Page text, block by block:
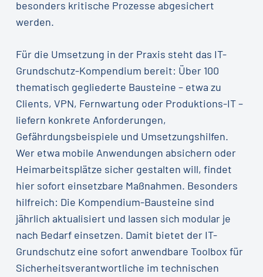
besonders kritische Prozesse abgesichert
werden.
Für die Umsetzung in der Praxis steht das IT-
Grundschutz-Kompendium bereit: Über 100
thematisch gegliederte Bausteine – etwa zu
Clients, VPN, Fernwartung oder Produktions-IT –
liefern konkrete Anforderungen,
Gefährdungsbeispiele und Umsetzungshilfen.
Wer etwa mobile Anwendungen absichern oder
Heimarbeitsplätze sicher gestalten will, findet
hier sofort einsetzbare Maßnahmen. Besonders
hilfreich: Die Kompendium-Bausteine sind
jährlich aktualisiert und lassen sich modular je
nach Bedarf einsetzen. Damit bietet der IT-
Grundschutz eine sofort anwendbare Toolbox für
Sicherheitsverantwortliche im technischen